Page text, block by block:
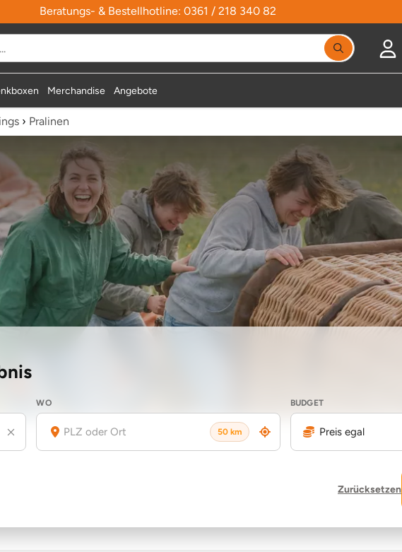
Beratungs- & Bestellhotline: 0361 / 218 340 82
Merchandise Angebote
› Pralinen
WO
50 km
BUDGET
Preis egal
Zurücksetzen